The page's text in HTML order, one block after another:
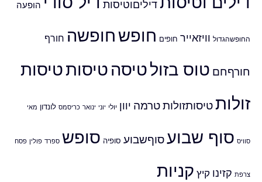
דיליםוטיסות הופעה
החופשהגדול וויזאייר חופים חופשחופשה חורף
חורףחם טוס בזולטיסה טיסותטיסות
זולותטיסותזולותטרמה יוון יולי יוני ינואר כריסמס לונדון מאי
סוויס סוף שבועסוףשבוע סופיה סופש ספרד פולין פסח
צרפת קזינו קיץ קניות